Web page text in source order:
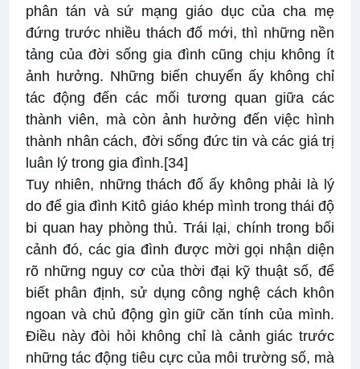
phân tán và sứ mạng giáo dục của cha mẹ
đứng trước nhiều thách đố mới, thì những nền
tảng của đời sống gia đình cũng chịu không ít
ảnh hưởng. Những biến chuyển ấy không chỉ
tác động đến các mối tương quan giữa các
thành viên, mà còn ảnh hưởng đến việc hình
thành nhân cách, đời sống đức tin và các giá trị
luân lý trong gia đình.[34]
Tuy nhiên, những thách đố ấy không phải là lý
do để gia đình Kitô giáo khép mình trong thái độ
bi quan hay phòng thủ. Trái lại, chính trong bối
cảnh đó, các gia đình được mời gọi nhận diện
rõ những nguy cơ của thời đại kỹ thuật số, để
biết phân định, sử dụng công nghệ cách khôn
ngoan và chủ động gìn giữ căn tính của mình.
Điều này đòi hỏi không chỉ là cảnh giác trước
những tác động tiêu cực của môi trường số, mà